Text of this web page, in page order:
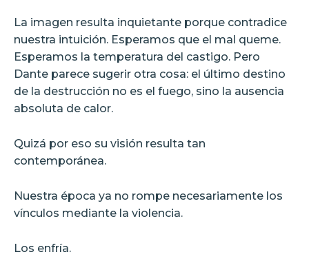
La imagen resulta inquietante porque contradice
nuestra intuición. Esperamos que el mal queme.
Esperamos la temperatura del castigo. Pero
Dante parece sugerir otra cosa: el último destino
de la destrucción no es el fuego, sino la ausencia
absoluta de calor.
Quizá por eso su visión resulta tan
contemporánea.
Nuestra época ya no rompe necesariamente los
vínculos mediante la violencia.
Los enfría.